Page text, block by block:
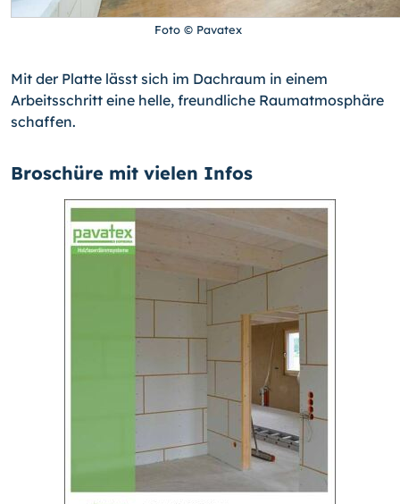
Foto © Pavatex
Mit der Platte lässt sich im Dachraum in einem
Arbeitsschritt eine helle, freundliche Raumatmosphäre
schaffen.
Broschüre mit vielen Infos